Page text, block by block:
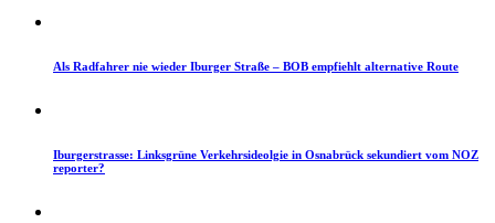
Als Radfahrer nie wieder Iburger Straße – BOB empfiehlt alternative Route
Iburgerstrasse: Linksgrüne Verkehrsideolgie in Osnabrück sekundiert vom NOZ
reporter?